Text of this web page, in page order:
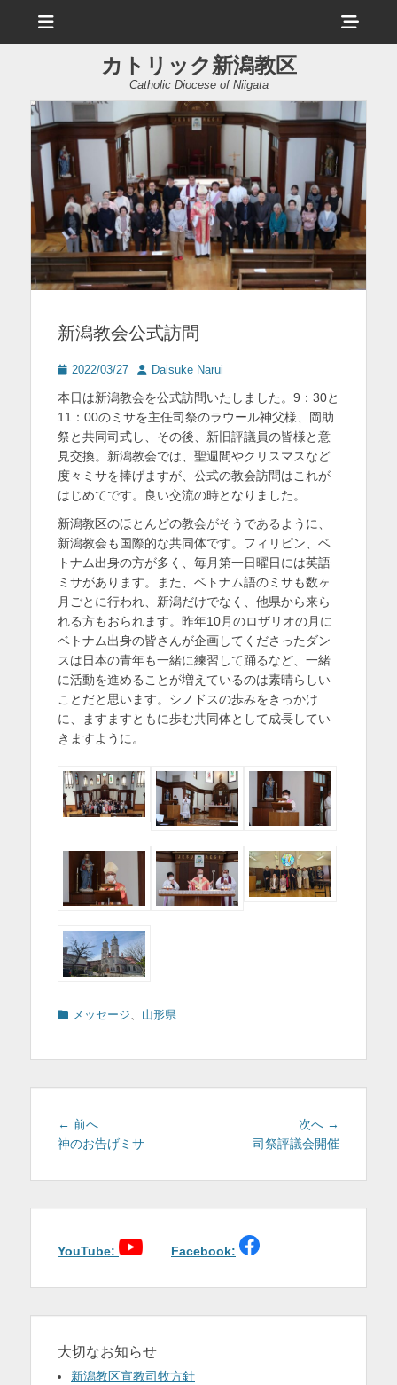
ュ
ヘ
ッ
ー
サ
イ
ド
ー
コ
カトリック新潟教区
Catholic Diocese of Niigata
新潟教会公式訪問
投
日
2022/03/27
投
者
Daisuke Narui
本日は新潟教会を公式訪問いたしました。9：30と
11：00のミサを主任司祭のラウール神父様、岡助
祭と共同司式し、その後、新旧評議員の皆様と意
見交換。新潟教会では、聖週間やクリスマスなど
度々ミサを捧げますが、公式の教会訪問はこれが
はじめてです。良い交流の時となりました。
新潟教区のほとんどの教会がそうであるように、
新潟教会も国際的な共同体です。フィリピン、ベ
トナム出身の方が多く、毎月第一日曜日には英語
ミサがあります。また、ベトナム語のミサも数ヶ
月ごとに行われ、新潟だけでなく、他県から来ら
れる方もおられます。昨年10月のロザリオの月に
ベトナム出身の皆さんが企画してくださったダン
スは日本の青年も一緒に練習して踊るなど、一緒
に活動を進めることが増えているのは素晴らしい
ことだと思います。シノドスの歩みをきっかけ
に、ますますともに歩む共同体として成長してい
きますように。
カ メッセージ、 山形県
投
稿
ゲ
シ
← 前へ
の
稿:
神のお告げミサ
次へ →
の
稿:
司祭評議会開催
YouTube: Facebook:
大切なお知らせ
新潟教区宣教司牧方針